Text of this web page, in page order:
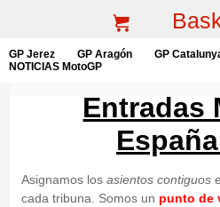
GP Jerez GP Aragón GP
NOTICIAS MotoGP
Entradas
Asignamos los asientos contiguos
cada tribuna. Somos un punto de